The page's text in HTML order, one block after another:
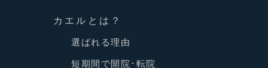
カエルとは？
選ばれる理由
短期間で開院･転院